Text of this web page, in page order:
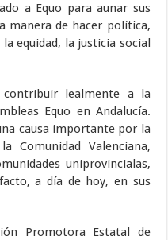
a Equo para aunar sus
manera de hacer política,
equidad, la justicia social
lealmente a la
Equo en Andalucía.
causa importante por la
Comunidad Valenciana,
uniprovincialas,
a día de hoy, en sus
Promotora Estatal de